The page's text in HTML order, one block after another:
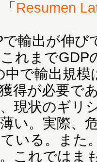
Resumen
輸出が伸び
れまでGDP
中で輸出規模
得が必要で
現状のギリ
い。実際、
いる。また
これではま